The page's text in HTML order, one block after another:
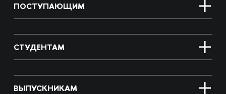
ПОСТУПАЮЩИМ
СТУДЕНТАМ
ВЫПУСКНИКАМ